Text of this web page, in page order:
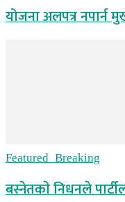
योजना अलपत्र नपार्न
Featured_Breaking
बस्नेतकाे निधनले